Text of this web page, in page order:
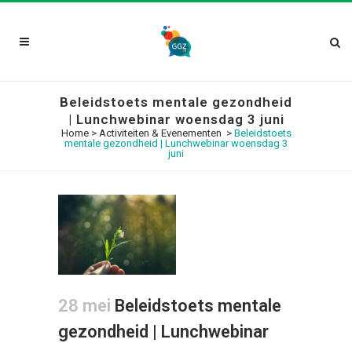
Beleidstoets mentale gezondheid
| Lunchwebinar woensdag 3 juni
Home> Activiteiten & Evenementen > Beleidstoets
mentale gezondheid | Lunchwebinar woensdag 3
juni
28 mei Beleidstoets mentale
gezondheid | Lunchwebinar